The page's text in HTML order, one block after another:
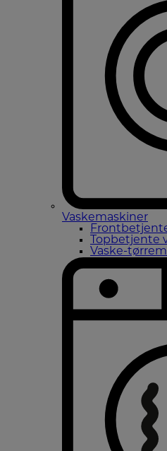
Vaskemaskiner
Topbetjente
Vaske-